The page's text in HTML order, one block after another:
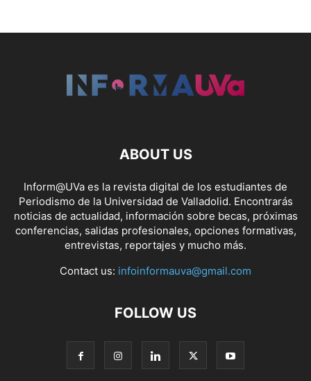
ABOUT US
Inform@UVa es la revista digital de los estudiantes de
Periodismo de la Universidad de Valladolid. Encontrarás
noticias de actualidad, información sobre becas, próximas
conferencias, salidas profesionales, opciones formativas,
entrevistas, reportajes y mucho más.
Contact us: infoinformauva@gmail.com
FOLLOW US